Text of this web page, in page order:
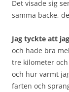
Det visade sig
samma backe,
Jag tyckte att
och hade bra
tre kilometer
och hur varmt
farten och